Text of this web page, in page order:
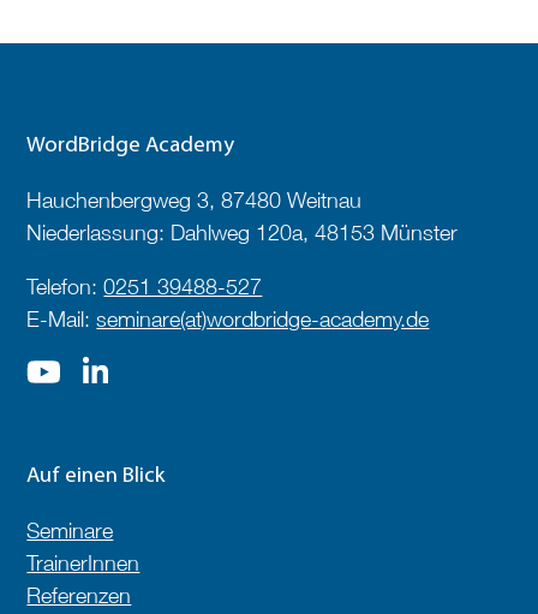
WordBridge Academy
Hauchenbergweg 3, 87480 Weitnau
Niederlassung: Dahlweg 120a, 48153 Münster
Telefon:0251 39488-527
E-Mail:seminare(at)wordbridge-academy.de
Auf einen Blick
Seminare
TrainerInnen
Referenzen